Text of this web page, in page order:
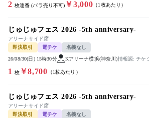
2 枚連番 (バラ売り不可) ￥3,000 （1枚あたり）
じゅじゅフェス 2026 -5th anniversary-
アリーナサイド席
即決取引
電チケ 名義なし
26/08/30(日) 15時30分 Kアリーナ横浜(神奈川)情報源: チケ
1 枚￥8,700 （1枚あたり）
じゅじゅフェス 2026 -5th anniversary-
アリーナサイド席
即決取引
電チケ 名義なし